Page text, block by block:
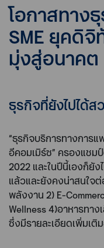
โอกาสทาง
SME ยุคดิ
มุ่งสู่อนาคต
ธุรกิจที่ยังไปได้
“ธุรกิจบริการทางการแ
อีคอมเมิร์ซ” ครองแชม
2022 และในปีนี้เองก็ยั
แล้วและยังคงน่าสนใจ
พลังงาน 2) E-
Wellness 4)อาหารทา
ซึ่งมีรายละเอียดเพิ่มเติ